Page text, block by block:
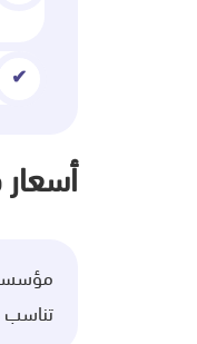
تناسب